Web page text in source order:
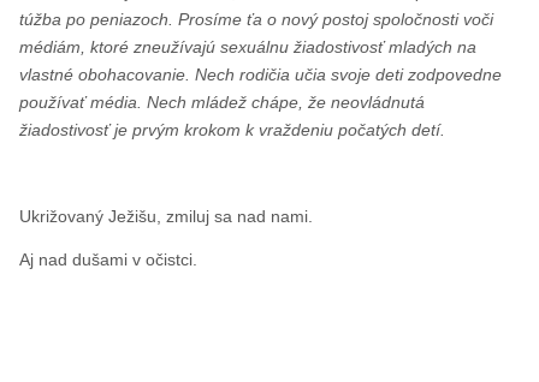
túžba po peniazoch. Prosíme ťa o nový postoj spoločnosti voči
médiám, ktoré zneužívajú sexuálnu žiadostivosť mladých na
vlastné obohacovanie. Nech rodičia učia svoje deti zodpovedne
používať média. Nech mládež chápe, že neovládnutá
žiadostivosť je prvým krokom k vraždeniu počatých detí.
Ukrižovaný Ježišu, zmiluj sa nad nami.
Aj nad dušami v očistci.